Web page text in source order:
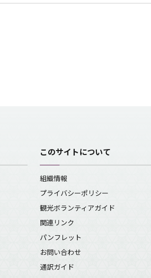
このサイトについて
組織情報
プライバシーポリシー
観光ボランティアガイド
関連リンク
パンフレット
お問い合わせ
通訳ガイド